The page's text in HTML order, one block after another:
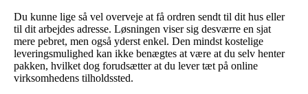
Du kunne lige så vel overveje at få ordren sendt til dit hus eller
til dit arbejdes adresse. Løsningen viser sig desværre en sjat
mere pebret, men også yderst enkel. Den mindst kostelige
leveringsmulighed kan ikke benægtes at være at du selv henter
pakken, hvilket dog forudsætter at du lever tæt på online
virksomhedens tilholdssted.